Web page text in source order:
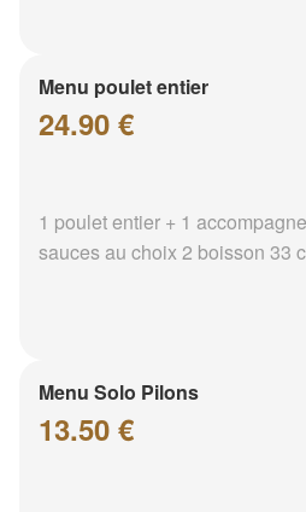
Menu poulet entier
24.90 €
1 poulet entier + 1
sauces au choix 2 boisson 33
Menu Solo Pilons
13.50 €